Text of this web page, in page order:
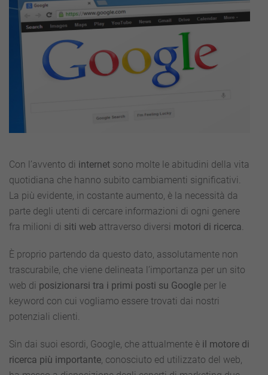
Con l’avvento di internet sono molte le abitudini della vita
quotidiana che hanno subito cambiamenti significativi.
La più evidente, in costante aumento, è la necessità da
parte degli utenti di cercare informazioni di ogni genere
fra milioni di siti web attraverso diversi motori di ricerca.
È proprio partendo da questo dato, assolutamente non
trascurabile, che viene delineata l’importanza per un sito
web di posizionarsi tra i primi posti su Google per le
keyword con cui vogliamo essere trovati dai nostri
potenziali clienti.
Sin dai suoi esordi, Google, che attualmente è il motore di
ricerca più importante, conosciuto ed utilizzato del web,